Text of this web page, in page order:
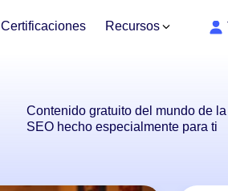
Certificaciones Recursos
Contenido gratuito del mundo de
SEO hecho especialmente para ti